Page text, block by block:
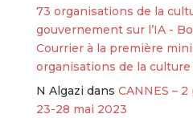
73 organisations de la
gouvernement sur l’IA -
Courrier à la première
organisations de la culture
N Algazi dans CANNES –
23-28 mai 2023